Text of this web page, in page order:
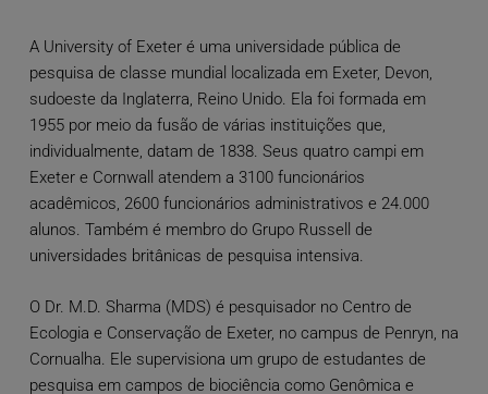
A University of Exeter é uma universidade pública de
pesquisa de classe mundial localizada em Exeter, Devon,
sudoeste da Inglaterra, Reino Unido. Ela foi formada em
1955 por meio da fusão de várias instituições que,
individualmente, datam de 1838. Seus quatro campi em
Exeter e Cornwall atendem a 3100 funcionários
acadêmicos, 2600 funcionários administrativos e 24.000
alunos. Também é membro do Grupo Russell de
universidades britânicas de pesquisa intensiva.
O Dr. M.D. Sharma (MDS) é pesquisador no Centro de
Ecologia e Conservação de Exeter, no campus de Penryn, na
Cornualha. Ele supervisiona um grupo de estudantes de
pesquisa em campos de biociência como Genômica e